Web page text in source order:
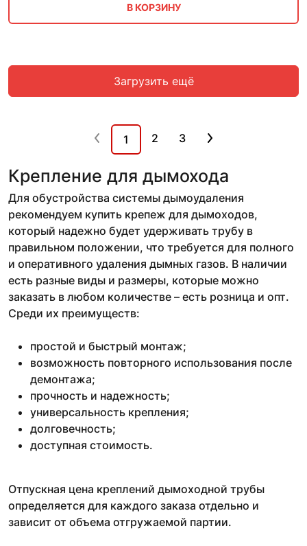
В КОРЗИНУ
Загрузить ещё
1 2 3
Крепление для дымохода
Для обустройства системы дымоудаления
рекомендуем купить крепеж для дымоходов,
который надежно будет удерживать трубу в
правильном положении, что требуется для полного
и оперативного удаления дымных газов. В наличии
есть разные виды и размеры, которые можно
заказать в любом количестве – есть розница и опт.
Среди их преимуществ:
простой и быстрый монтаж;
возможность повторного использования после
демонтажа;
прочность и надежность;
универсальность крепления;
долговечность;
доступная стоимость.
Отпускная цена креплений дымоходной трубы
определяется для каждого заказа отдельно и
зависит от объема отгружаемой партии.